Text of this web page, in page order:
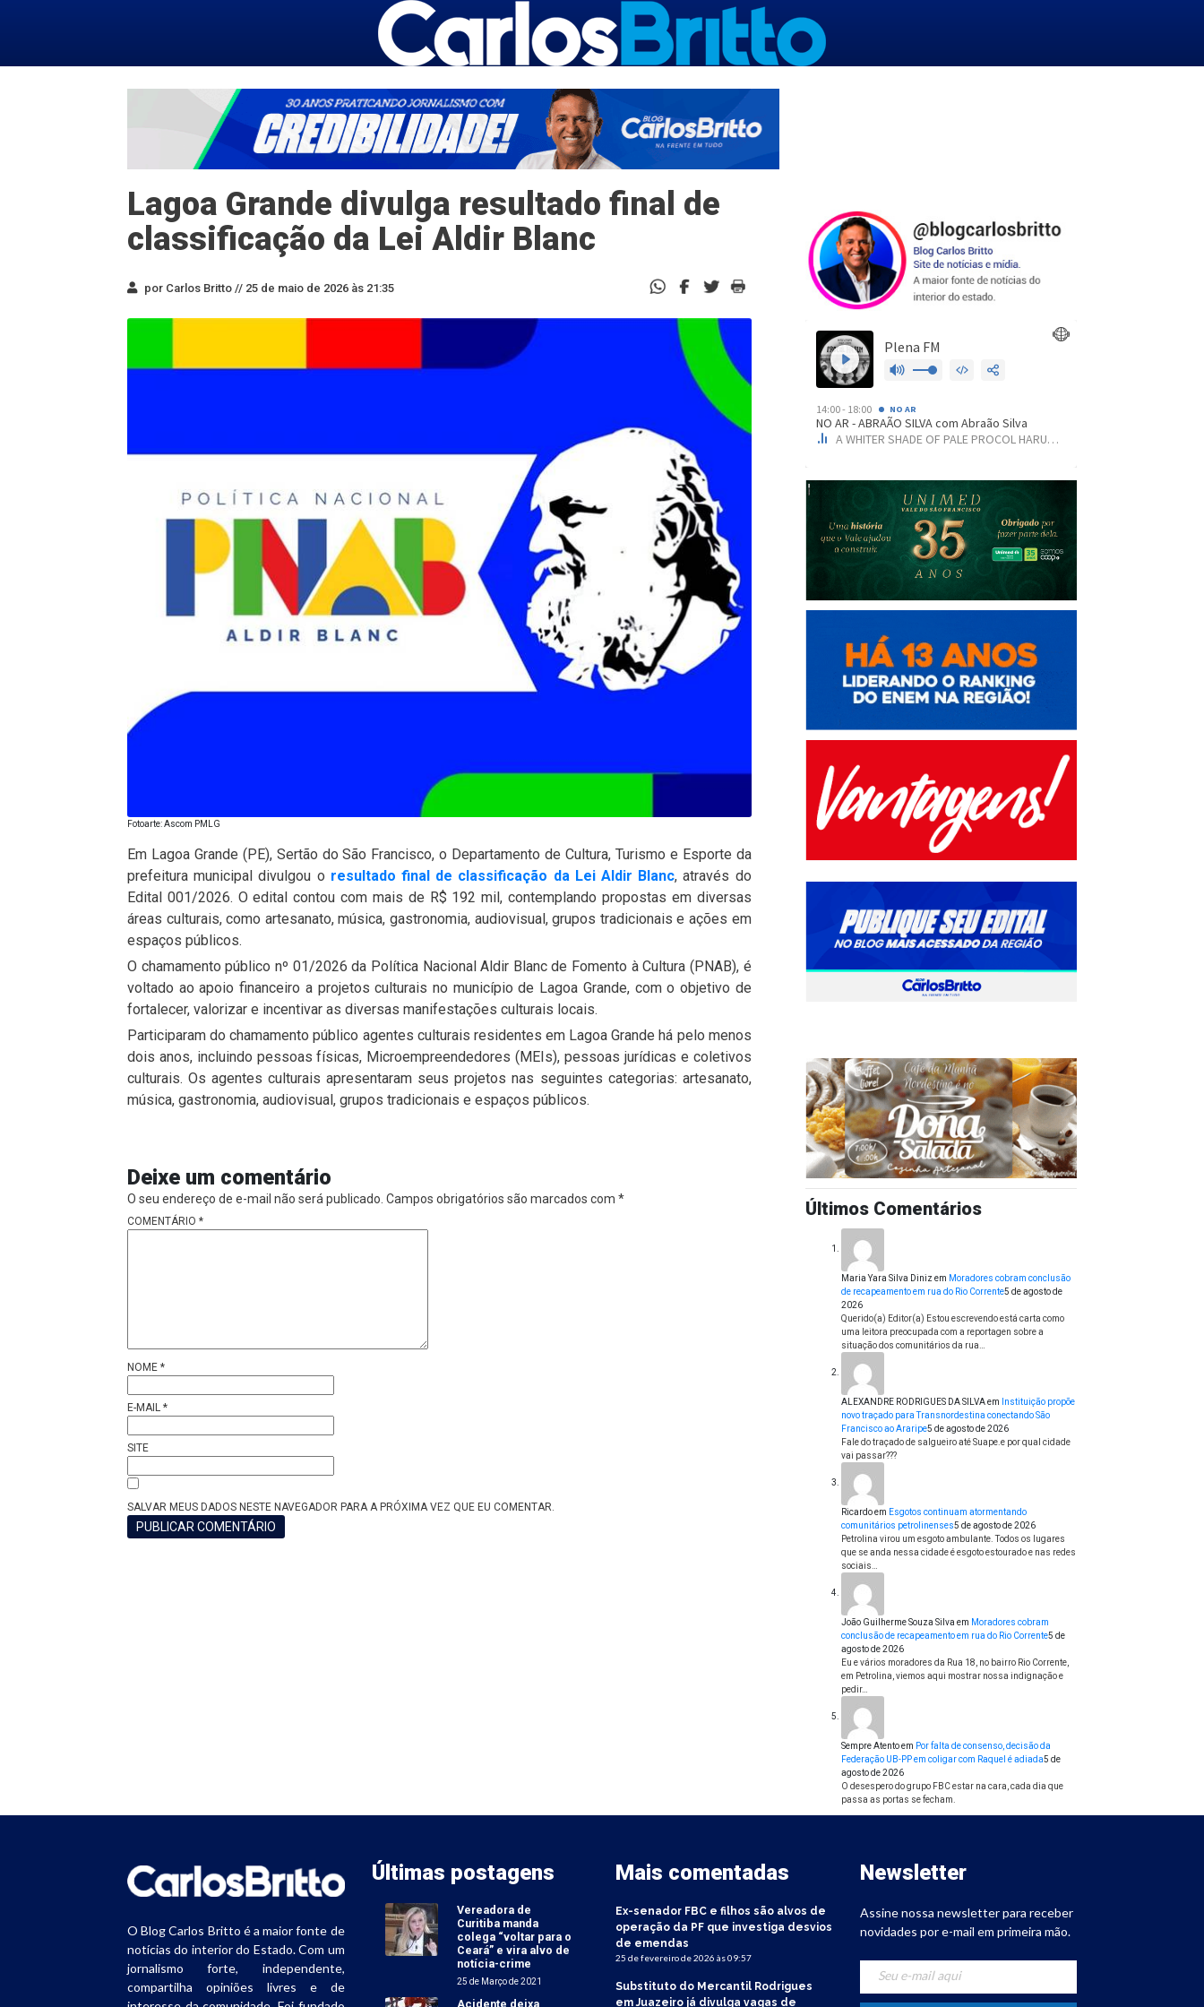
Lagoa Grande divulga resultado final de
classificação da Lei Aldir Blanc
por Carlos Britto // 25 de maio de 2026 às 21:35
Fotoarte: Ascom PMLG
Em Lagoa Grande (PE), Sertão do São Francisco, o Departamento de Cultura, Turismo e Esporte da
prefeitura municipal divulgou o resultado final de classificação da Lei Aldir Blanc, através do
Edital 001/2026. O edital contou com mais de R$ 192 mil, contemplando propostas em diversas
áreas culturais, como artesanato, música, gastronomia, audiovisual, grupos tradicionais e ações em
espaços públicos.
O chamamento público nº 01/2026 da Política Nacional Aldir Blanc de Fomento à Cultura (PNAB), é
voltado ao apoio financeiro a projetos culturais no município de Lagoa Grande, com o objetivo de
fortalecer, valorizar e incentivar as diversas manifestações culturais locais.
Participaram do chamamento público agentes culturais residentes em Lagoa Grande há pelo menos
dois anos, incluindo pessoas físicas, Microempreendedores (MEIs), pessoas jurídicas e coletivos
culturais. Os agentes culturais apresentaram seus projetos nas seguintes categorias: artesanato,
música, gastronomia, audiovisual, grupos tradicionais e espaços públicos.
Deixe um comentário
O seu endereço de e-mail não será publicado. Campos obrigatórios são marcados com *
COMENTÁRIO *
NOME *
E-MAIL *
SITE
SALVAR MEUS DADOS NESTE NAVEGADOR PARA A PRÓXIMA VEZ QUE EU COMENTAR.
Últimos Comentários
Maria Yara Silva Diniz em Moradores cobram conclusão
de recapeamento em rua do Rio Corrente5 de agosto de
2026
Querido(a) Editor(a) Estou escrevendo está carta como
uma leitora preocupada com a reportagen sobre a
situação dos comunitários da rua…
ALEXANDRE RODRIGUES DA SILVAem
Instituição propõe
novo traçado para Transnordestina conectando São
Francisco ao Araripe5 de agosto de 2026
Fale do traçado de salgueiro até Suape.e por qual cidade
vai passar???
Ricardoem Esgotos continuam atormentando
comunitários petrolinenses5 de agosto de 2026
Petrolina virou um esgoto ambulante. Todos os lugares
que se anda nessa cidade é esgoto estourado e nas redes
sociais…
João Guilherme Souza Silva em Moradores cobram
conclusão de recapeamento em rua do Rio Corrente5 de
agosto de 2026
Eu e vários moradores da Rua 18, no bairro Rio Corrente,
em Petrolina, viemos aqui mostrar nossa indignação e
pedir…
Sempre Atentoem Por falta de consenso, decisão da
Federação UB-PP em coligar com Raquel é adiada5 de
agosto de 2026
O desespero do grupo FBC estar na cara, cada dia que
passa as portas se fecham.
O Blog Carlos Britto é a maior fonte de
notícias do interior do Estado. Com um
jornalismo forte, independente,
compartilha opiniões livres e de
Últimas postagens
Vereadora de
Curitiba manda
colega “voltar para o
Ceará” e vira alvo de
notícia-crime
25 de Março de 2021
Acidente deixa
Mais comentadas
Ex-senador FBC e filhos são alvos de
operação da PF que investiga desvios
de emendas
25 de fevereiro de 2026 às 09:57
Substituto do Mercantil Rodrigues
em Juazeiro já divulga vagas de
Newsletter
Assine nossa newsletter para receber
novidades por e-mail em primeira mão.